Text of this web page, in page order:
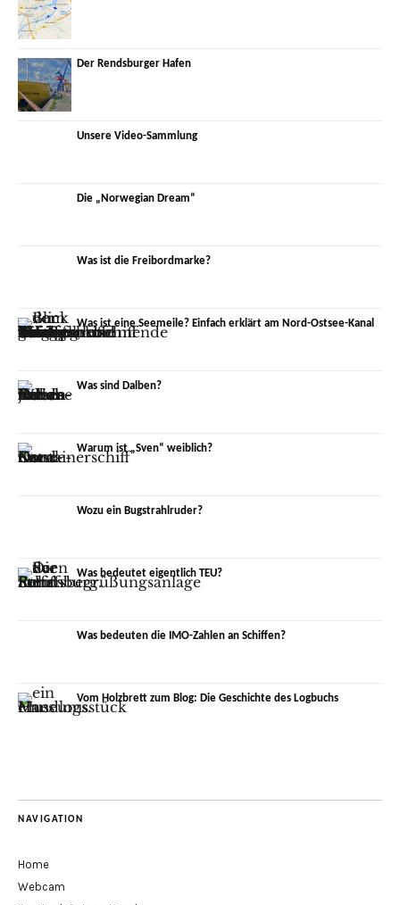
Der Rendsburger Hafen
Unsere Video-Sammlung
Die „Norwegian Dream“
Was ist die Freibordmarke?
Was ist eine Seemeile? Einfach erklärt am Nord-Ostsee-Kanal
Was sind Dalben?
Warum ist „Sven“ weiblich?
Wozu ein Bugstrahlruder?
Was bedeutet eigentlich TEU?
Was bedeuten die IMO-Zahlen an Schiffen?
Vom Holzbrett zum Blog: Die Geschichte des Logbuchs
NAVIGATION
Home
Webcam